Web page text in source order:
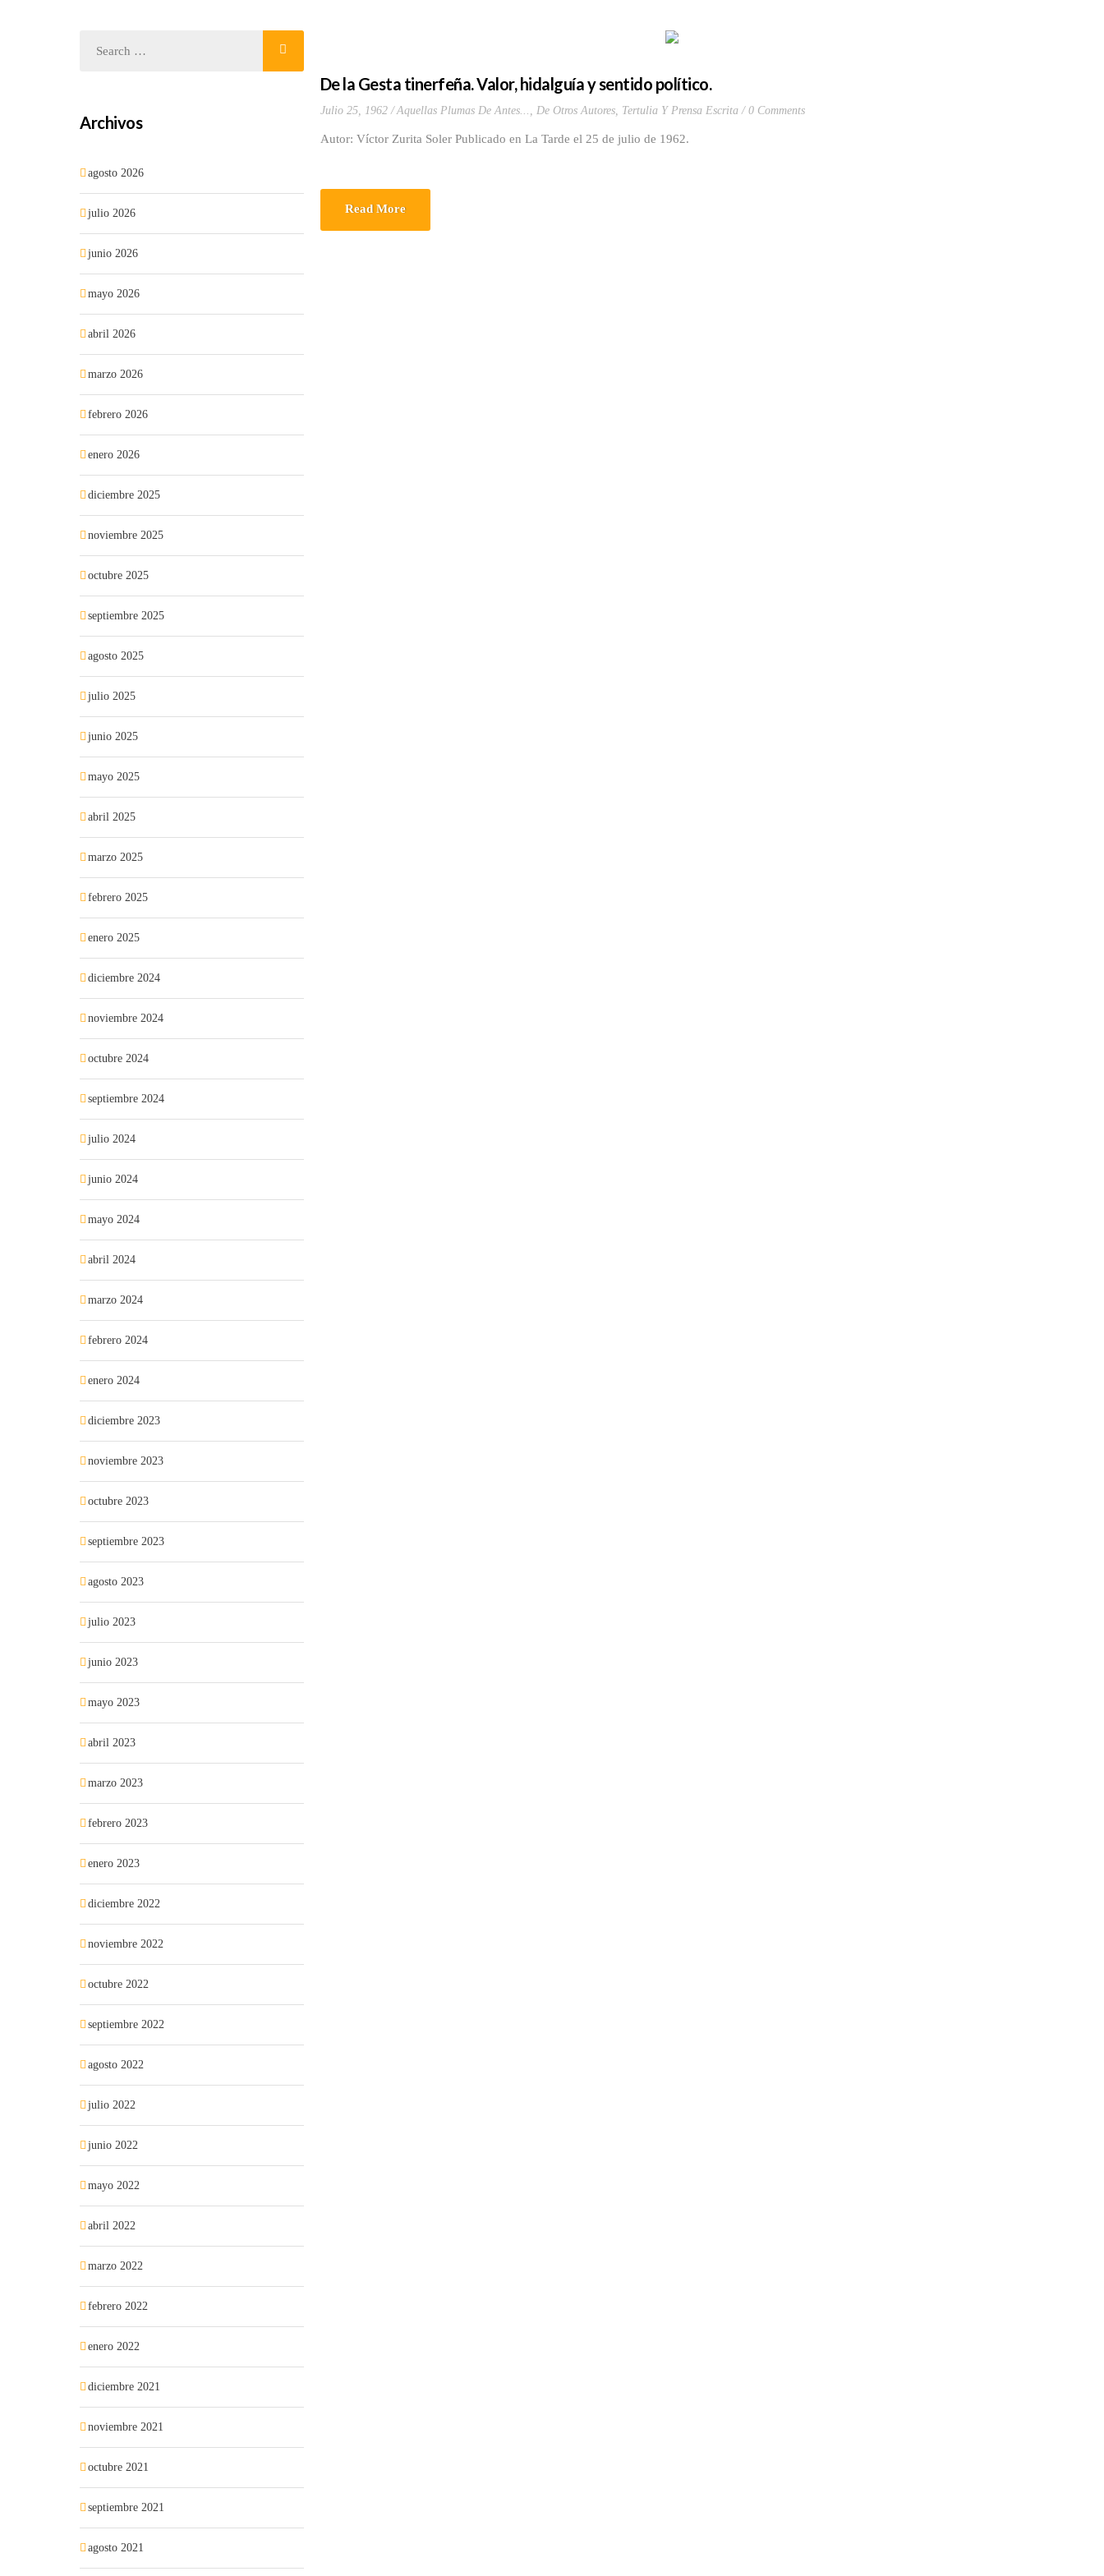
De la Gesta tinerfeña. Valor, hidalguía y sentido político.
Julio 25, 1962 Aquellas Plumas De Antes... , De Otros Autores, Tertulia Y Prensa Escrita 0 Comments
Autor: Víctor Zurita Soler Publicado en La Tarde el 25 de julio de 1962.
Read More
Archivos
agosto 2026
julio 2026
junio 2026
mayo 2026
abril 2026
marzo 2026
febrero 2026
enero 2026
diciembre 2025
noviembre 2025
octubre 2025
septiembre 2025
agosto 2025
julio 2025
junio 2025
mayo 2025
abril 2025
marzo 2025
febrero 2025
enero 2025
diciembre 2024
noviembre 2024
octubre 2024
septiembre 2024
julio 2024
junio 2024
mayo 2024
abril 2024
marzo 2024
febrero 2024
enero 2024
diciembre 2023
noviembre 2023
octubre 2023
septiembre 2023
agosto 2023
julio 2023
junio 2023
mayo 2023
abril 2023
marzo 2023
febrero 2023
enero 2023
diciembre 2022
noviembre 2022
octubre 2022
septiembre 2022
agosto 2022
julio 2022
junio 2022
mayo 2022
abril 2022
marzo 2022
febrero 2022
enero 2022
diciembre 2021
noviembre 2021
octubre 2021
septiembre 2021
agosto 2021